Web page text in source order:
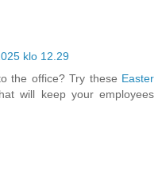
klo 12.29
the office? Try these Easter
will keep your employees